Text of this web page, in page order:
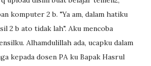
komputer 2 b. "Ya am, dalam hatiku
2 b ato tidak lah". Aku mencoba
Alhamdulillah ada, ucapku dalam
kepada dosen PA ku Bapak Hasrul